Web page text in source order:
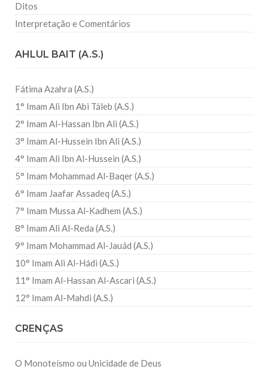
Ditos
Interpretação e Comentários
AHLUL BAIT (A.S.)
Fátima Azahra (A.S.)
1° Imam Ali Ibn Abi Táleb (A.S.)
2° Imam Al-Hassan Ibn Ali (A.S.)
3° Imam Al-Hussein Ibn Ali (A.S.)
4° Imam Ali Ibn Al-Hussein (A.S.)
5° Imam Mohammad Al-Baqer (A.S.)
6° Imam Jaafar Assadeq (A.S.)
7° Imam Mussa Al-Kadhem (A.S.)
8° Imam Ali Al-Reda (A.S.)
9° Imam Mohammad Al-Jauád (A.S.)
10° Imam Ali Al-Hádi (A.S.)
11° Imam Al-Hassan Al-Ascari (A.S.)
12° Imam Al-Mahdi (A.S.)
CRENÇAS
O Monoteísmo ou Unicidade de Deus